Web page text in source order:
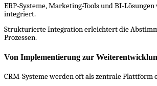
ERP-Systeme, Marketing-Tools und BI-
integriert.
Strukturierte Integration erleichtert die
Prozessen.
Von Implementierung zur
CRM-Systeme werden oft als zentrale Plattform